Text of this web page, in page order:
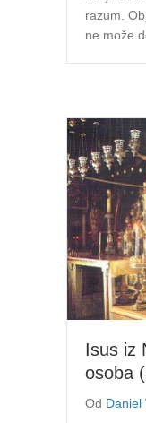
razum.
ne može
Isus iz
osoba
Od Daniel